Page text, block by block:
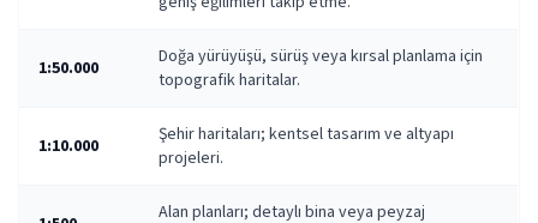
1:50.000
Doğa yürüyüşü, sürüş veya kırsal planlama için
topografik haritalar.
1:10.000
Şehir haritaları; kentsel tasarım ve altyapı
projeleri.
Alan planları; detaylı bina veya peyzaj